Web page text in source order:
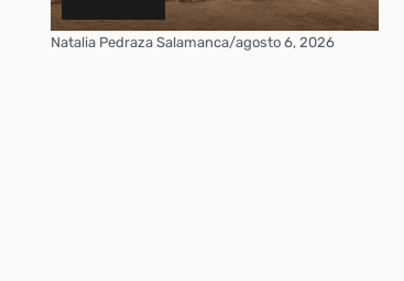
Natalia Pedraza Salamanca/agosto 6, 2026